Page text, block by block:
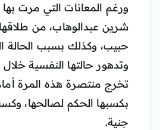
ورغم المعانات التي مرت بها
شرين عبدالوهاب، من
حبيب، وكذلك بسبب الحالة
وتدهور حالتها النفسية خلال
تخرج منتصرة هذه المرة
بكسبها الحكم لصالحها،
جنية.